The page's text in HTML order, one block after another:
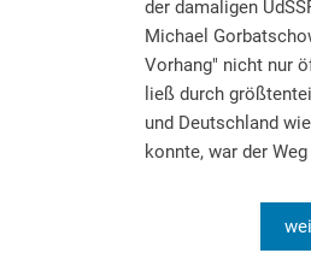
der damaligen
Michael
Vorhang" nicht nur
ließ durch
und Deutschland
konnte, war der